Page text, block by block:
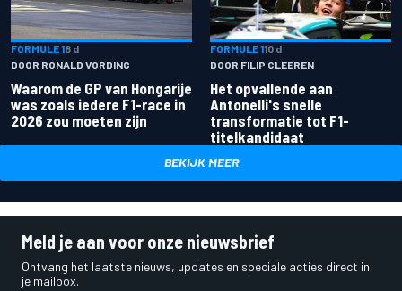
FORMULE 18 d
DOOR RONALD VORDING
Waarom de GP van Hongarije
was zoals iedere F1-race in
2026 zou moeten zijn
FORMULE 110 d
DOOR FILIP CLEEREN
Het opvallende aan
Antonelli's snelle
transformatie tot F1-
titelkandidaat
BEKIJK MEER
Meld je aan voor onze nieuwsbrief
Ontvang het laatste nieuws, updates en speciale acties direct in
je mailbox.